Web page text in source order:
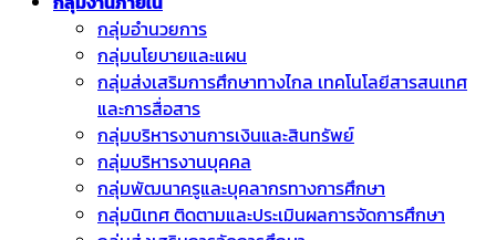
กลุ่มอำนวยการ
กลุ่มนโยบายและแผน
กลุ่มส่งเสริมการศึกษาทางไกล เทคโนโลยีสารสนเทศ
และการสื่อสาร
กลุ่มบริหารงานการเงินและสินทรัพย์
กลุ่มบริหารงานบุคคล
กลุ่มพัฒนาครูและบุคลากรทางการศึกษา
กลุ่มนิเทศ ติดตามและประเมินผลการจัดการศึกษา